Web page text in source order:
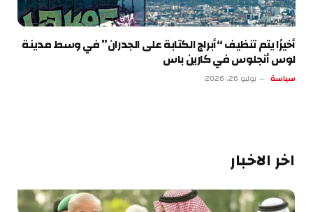
أخيرًا يتم تنظيف “أبراج الكتابة على الجدران” في وسط مدينة
لوس أنجلوس في كارين باس
سياسة يوليو 26, 2026
اخر الاخبار